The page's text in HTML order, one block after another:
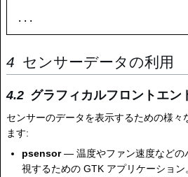
センサーデータの利用
グラフィカルフロントエン
センサーのデータを表示するための様々
ます:
psensor— 温度やファン速度などの
視するための GTK アプリケーショ